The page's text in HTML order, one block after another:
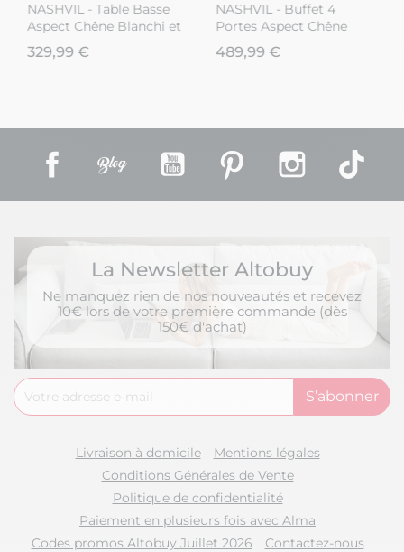
NASHVIL - Table Basse
Aspect Chêne Blanchi et
Double Plateau Chêne
clair
329,99 €
NASHVIL - Buffet 4
Portes Aspect Chêne
Blanchi et Chêne clair
489,99 €
Facebook YouTube Pinterest Instagram
La Newsletter Altobuy
Ne manquez rien de nos nouveautés et recevez
10€ lors de votre première commande (dès
150€ d'achat)
Livraison à domicile
Mentions légales
Conditions Générales de Vente
Politique de confidentialité
Paiement en plusieurs fois avec Alma
Codes promos Altobuy Juillet 2026
Contactez-nous